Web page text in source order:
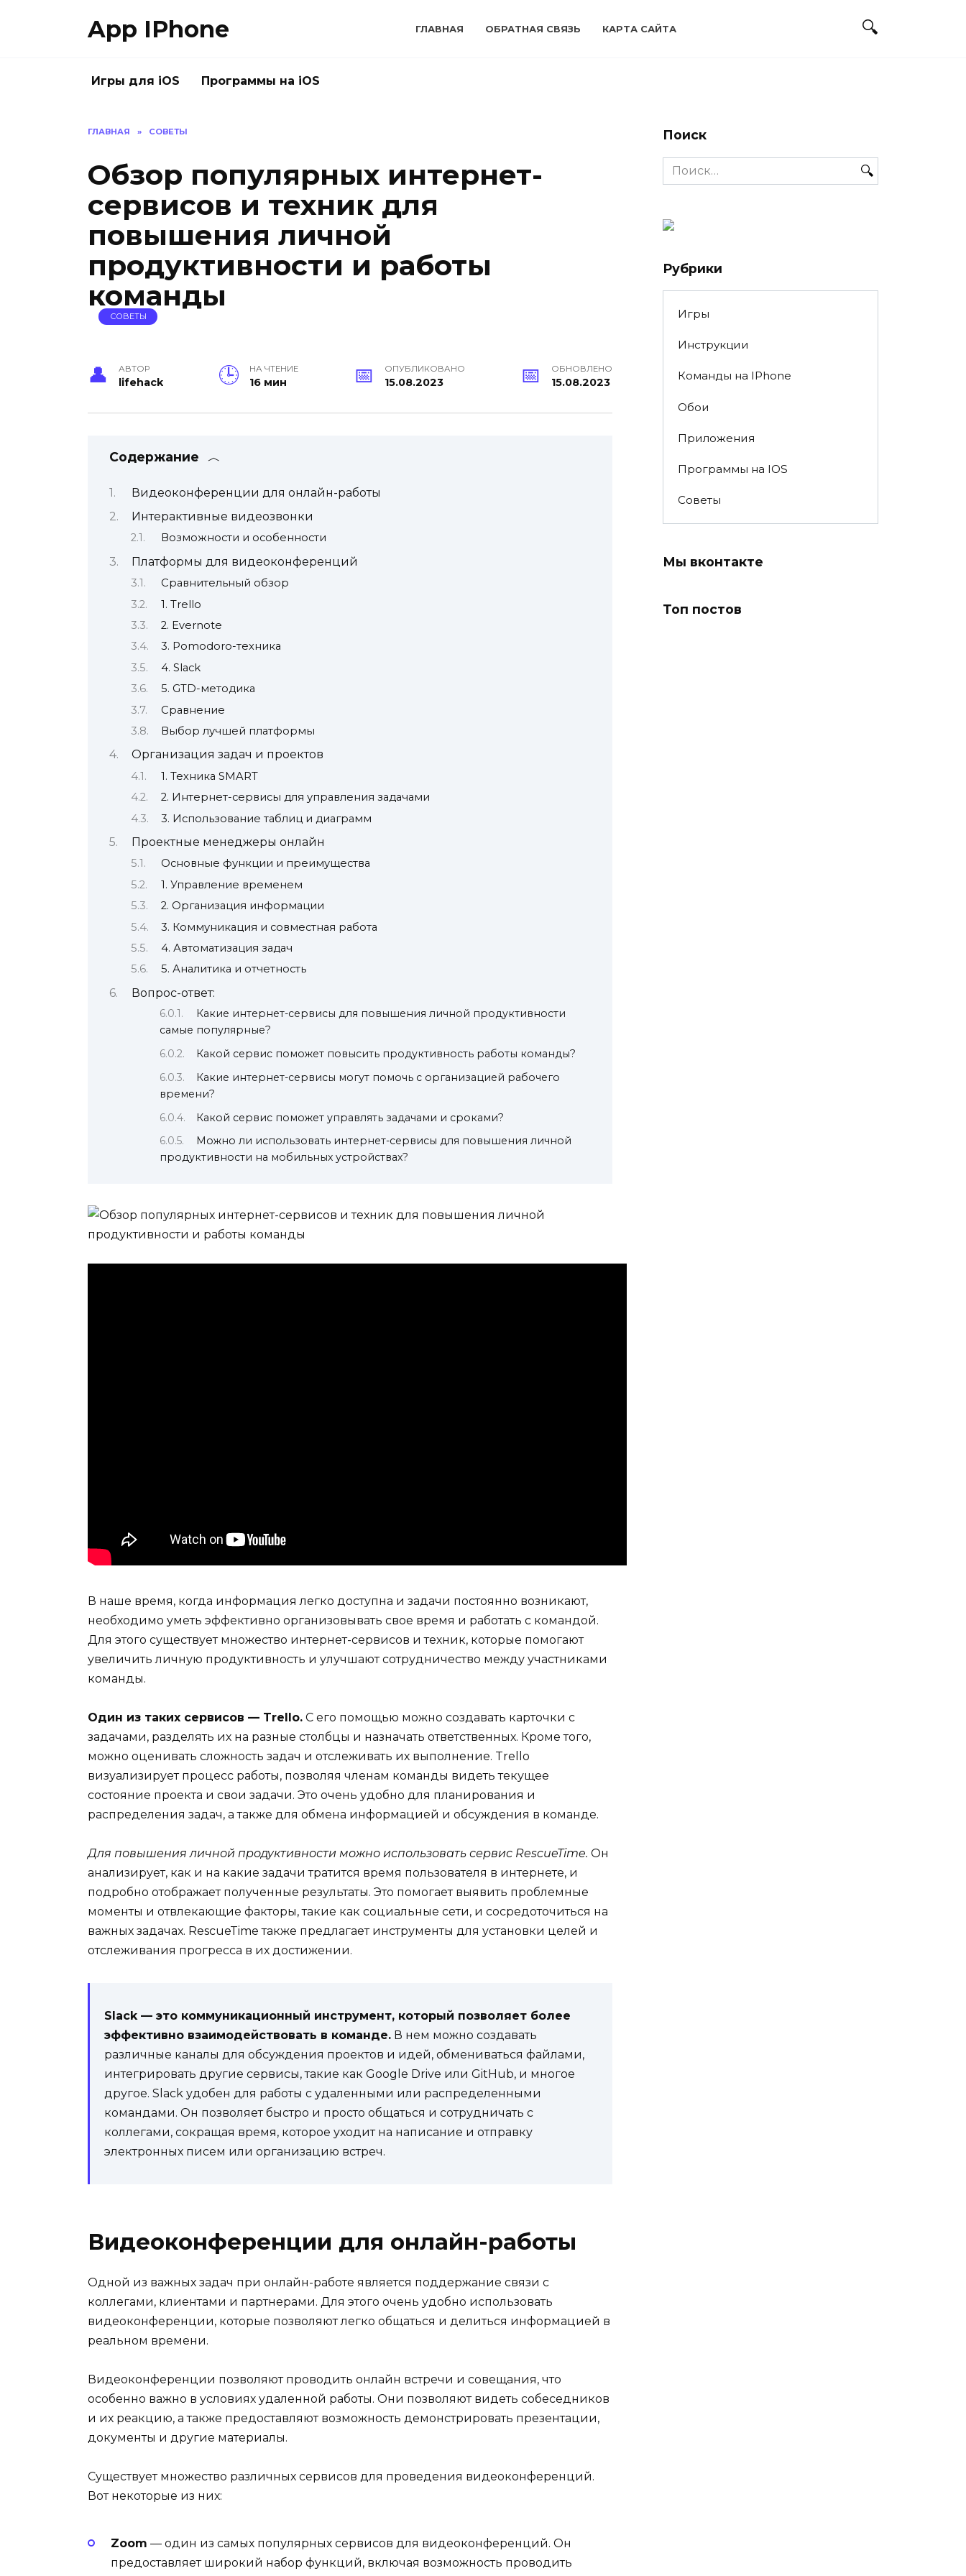
App IPhone ГЛАВНАЯ ОБРАТНАЯ СВЯЗЬ КАРТА САЙТА
Игры для iOS Программы на iOS
ГЛАВНАЯ » СОВЕТЫ
Обзор популярных интернет-
сервисов и техник для
повышения личной
продуктивности и работы
команды
СОВЕТЫ
АВТОР
lifehack
НА ЧТЕНИЕ
16 мин
ОПУБЛИКОВАНО
15.08.2023
ОБНОВЛЕНО
15.08.2023
Содержание
Видеоконференции для онлайн-работы
Интерактивные видеозвонки
Возможности и особенности
Платформы для видеоконференций
Сравнительный обзор
1. Trello
2. Evernote
3. Pomodoro-техника
4. Slack
5. GTD-методика
Сравнение
Выбор лучшей платформы
Организация задач и проектов
1. Техника SMART
2. Интернет-сервисы для управления задачами
3. Использование таблиц и диаграмм
Проектные менеджеры онлайн
Основные функции и преимущества
1. Управление временем
2. Организация информации
3. Коммуникация и совместная работа
4. Автоматизация задач
5. Аналитика и отчетность
Вопрос-ответ:
Какие интернет-сервисы для повышения личной продуктивности
самые популярные?
Какой сервис поможет повысить продуктивность работы команды?
Какие интернет-сервисы могут помочь с организацией рабочего
времени?
Какой сервис поможет управлять задачами и сроками?
Можно ли использовать интернет-сервисы для повышения личной
продуктивности на мобильных устройствах?
В наше время, когда информация легко доступна и задачи постоянно возникают,
необходимо уметь эффективно организовывать свое время и работать с командой.
Для этого существует множество интернет-сервисов и техник, которые помогают
увеличить личную продуктивность и улучшают сотрудничество между участниками
команды.
Один из таких сервисов — Trello. С его помощью можно создавать карточки с
задачами, разделять их на разные столбцы и назначать ответственных. Кроме того,
можно оценивать сложность задач и отслеживать их выполнение. Trello
визуализирует процесс работы, позволяя членам команды видеть текущее
состояние проекта и свои задачи. Это очень удобно для планирования и
распределения задач, а также для обмена информацией и обсуждения в команде.
Для повышения личной продуктивности можно использовать сервис RescueTime. Он
анализирует, как и на какие задачи тратится время пользователя в интернете, и
подробно отображает полученные результаты. Это помогает выявить проблемные
моменты и отвлекающие факторы, такие как социальные сети, и сосредоточиться на
важных задачах. RescueTime также предлагает инструменты для установки целей и
отслеживания прогресса в их достижении.
Slack — это коммуникационный инструмент, который позволяет более
эффективно взаимодействовать в команде. В нем можно создавать
различные каналы для обсуждения проектов и идей, обмениваться файлами,
интегрировать другие сервисы, такие как Google Drive или GitHub, и многое
другое. Slack удобен для работы с удаленными или распределенными
командами. Он позволяет быстро и просто общаться и сотрудничать с
коллегами, сокращая время, которое уходит на написание и отправку
электронных писем или организацию встреч.
Видеоконференции для онлайн-работы
Одной из важных задач при онлайн-работе является поддержание связи с
коллегами, клиентами и партнерами. Для этого очень удобно использовать
видеоконференции, которые позволяют легко общаться и делиться информацией в
реальном времени.
Видеоконференции позволяют проводить онлайн встречи и совещания, что
особенно важно в условиях удаленной работы. Они позволяют видеть собеседников
и их реакцию, а также предоставляют возможность демонстрировать презентации,
документы и другие материалы.
Существует множество различных сервисов для проведения видеоконференций.
Вот некоторые из них:
Zoom — один из самых популярных сервисов для видеоконференций. Он
предоставляет широкий набор функций, включая возможность проводить
Поиск
Search
for:
Рубрики
Игры
Инструкции
Команды на IPhone
Обои
Приложения
Программы на IOS
Советы
Мы вконтакте
Топ постов